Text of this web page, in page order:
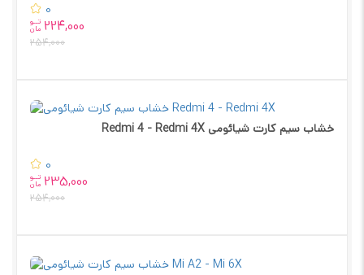
0
تــو
مان 224,000
254,000
خشاب سیم کارت شیائومی Redmi 4 - Redmi 4X
0
تــو
مان 235,000
254,000